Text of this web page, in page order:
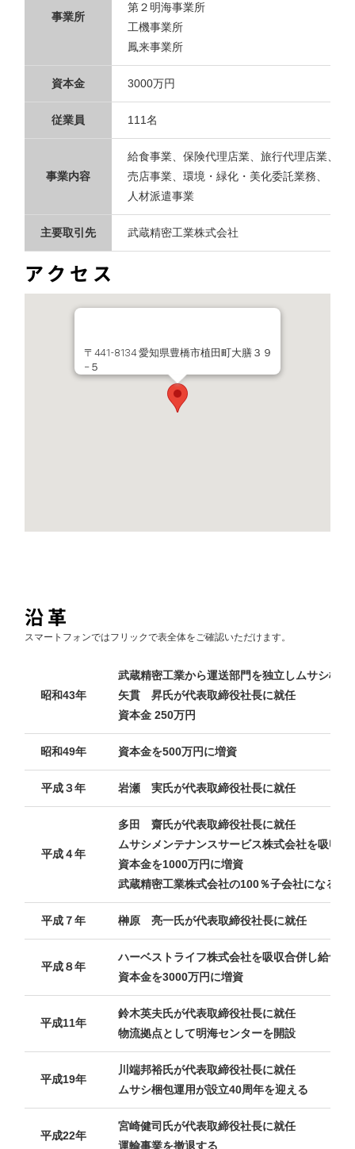
事業所
第２明海事業所
工機事業所
鳳来事業所
資本金 3000万円
従業員 111名
事業内容
給食事業、保険代理店業、旅行代理店業、
売店事業、環境・緑化・美化委託業務、
人材派遣事業
主要取引先 武蔵精密工業株式会社
アクセス
〒441-8134 愛知県豊橋市植田町大膳３９
−５
沿革
スマートフォンではフリックで表全体をご確認いただけます。
昭和43年
武蔵精密工業から運送部門を独立しムサシ梱
矢貫 昇氏が代表取締役社長に就任
資本金 250万円
昭和49年 資本金を500万円に増資
平成３年 岩瀬 実氏が代表取締役社長に就任
平成４年
多田 齋氏が代表取締役社長に就任
ムサシメンテナンスサービス株式会社を吸収
資本金を1000万円に増資
武蔵精密工業株式会社の100％子会社になる。
平成７年 榊原 亮一氏が代表取締役社長に就任
平成８年
ハーベストライフ株式会社を吸収合併し給食
資本金を3000万円に増資
平成11年
鈴木英夫氏が代表取締役社長に就任
物流拠点として明海センターを開設
平成19年
川端邦裕氏が代表取締役社長に就任
ムサシ梱包運用が設立40周年を迎える
平成22年
宮崎健司氏が代表取締役社長に就任
運輸事業を撤退する